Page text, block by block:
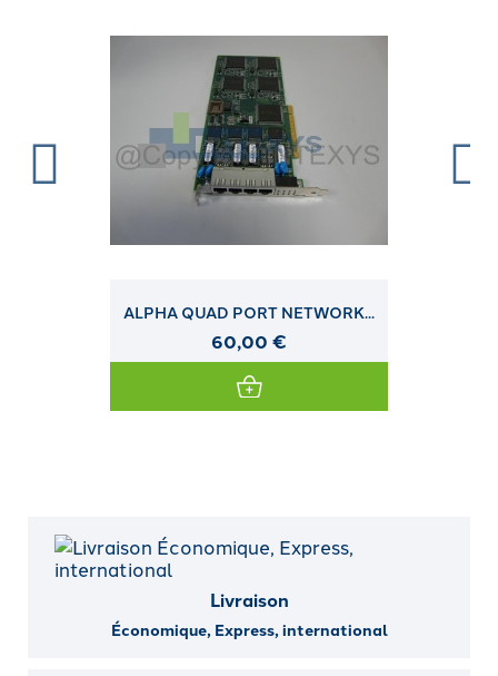
ALPHA QUAD PORT NETWORK...
60,00 €
Livraison
Économique, Express, international